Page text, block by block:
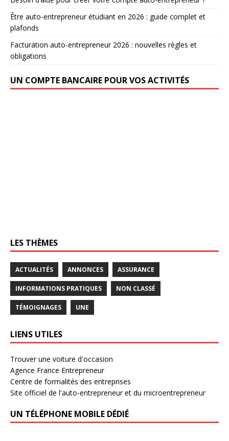
Être auto-entrepreneur étudiant en 2026 : guide complet et
plafonds
Facturation auto-entrepreneur 2026 : nouvelles règles et
obligations
UN COMPTE BANCAIRE POUR VOS ACTIVITÉS
LES THÈMES
ACTUALITÉS ANNONCES ASSURANCE
INFORMATIONS PRATIQUES NON CLASSÉ
TÉMOIGNAGES UNE
LIENS UTILES
Trouver une voiture d'occasion
Agence France Entrepreneur
Centre de formalités des entreprises
Site officiel de l'auto-entrepreneur et du microentrepreneur
UN TÉLÉPHONE MOBILE DÉDIÉ